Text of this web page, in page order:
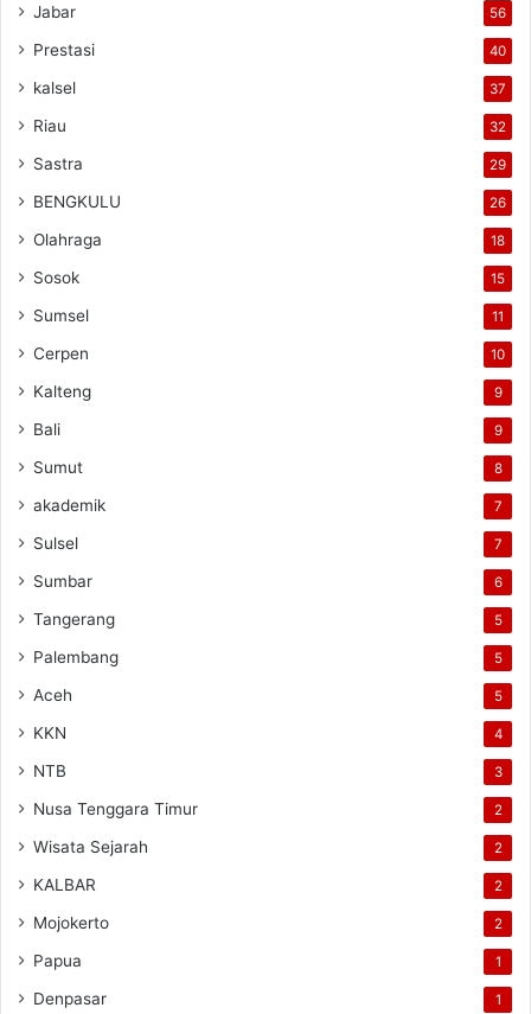
Jabar 56
Prestasi 40
kalsel 37
Riau 32
Sastra 29
BENGKULU 26
Olahraga 18
Sosok 15
Sumsel 11
Cerpen 10
Kalteng 9
Bali 9
Sumut 8
akademik 7
Sulsel 7
Sumbar 6
Tangerang 5
Palembang 5
Aceh 5
KKN 4
NTB 3
Nusa Tenggara Timur 2
Wisata Sejarah 2
KALBAR 2
Mojokerto 2
Papua 1
Denpasar 1